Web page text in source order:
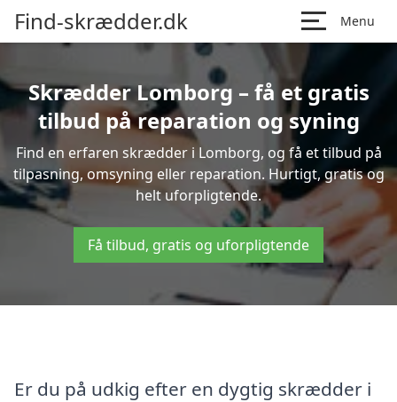
Find-skrædder.dk Menu
Skrædder Lomborg – få et gratis
tilbud på reparation og syning
Find en erfaren skrædder i Lomborg, og få et tilbud på
tilpasning, omsyning eller reparation. Hurtigt, gratis og
helt uforpligtende.
Få tilbud, gratis og uforpligtende
Er du på udkig efter en dygtig skrædder i